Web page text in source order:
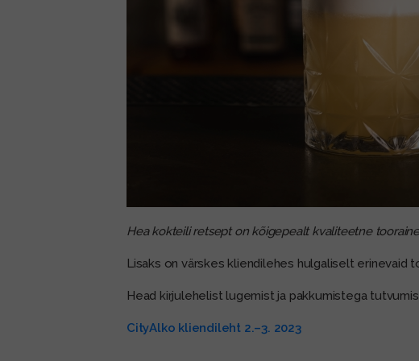
Hea kokteili retsept on kõigepealt kvaliteetne tooraine
Lisaks on värskes kliendilehes hulgaliselt erinevaid
Head kirjulehelist lugemist ja pakkumistega
CityAlko kliendileht 2.–3. 2023